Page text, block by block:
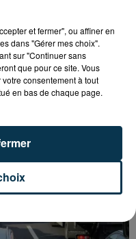
UNE
VERTS ?
et fermer", ou affiner en
dans "Gérer mes choix".
sur "Continuer sans
que pour ce site. Vous
consentement à tout
en bas de chaque page.